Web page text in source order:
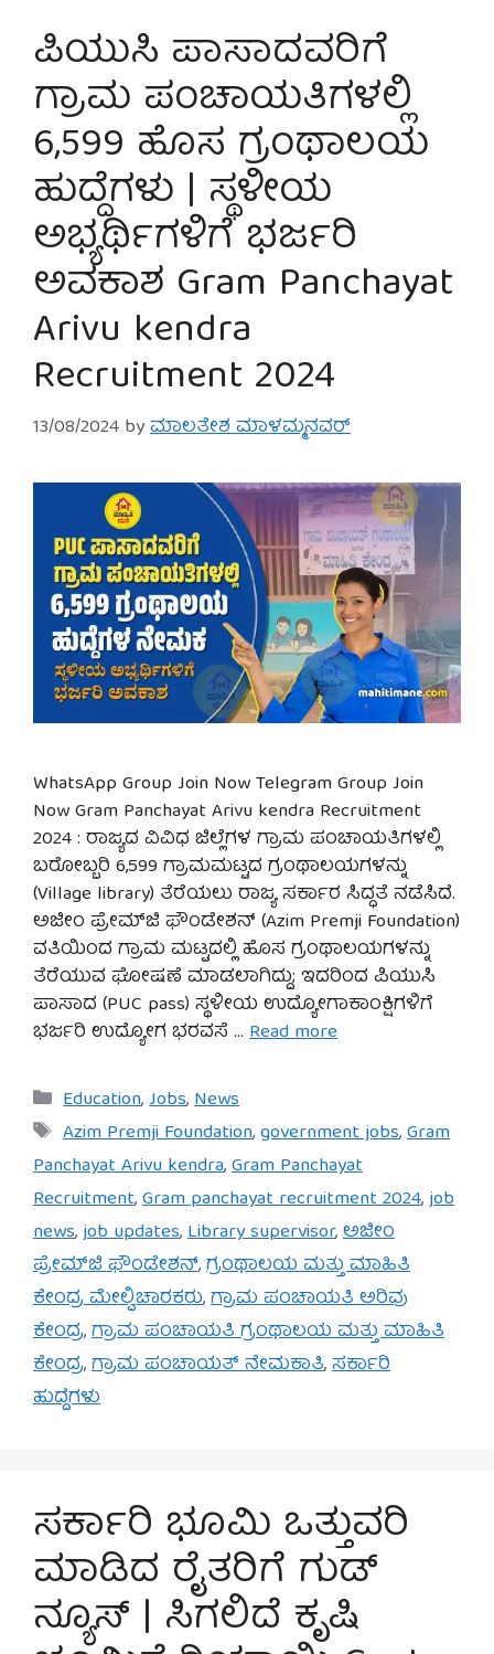
ಪಿಯುಸಿ ಪಾಸಾದವರಿಗೆ
ಗ್ರಾಮ ಪಂಚಾಯತಿಗಳಲ್ಲಿ
6,599 ಹೊಸ ಗ್ರಂಥಾಲಯ
ಹುದ್ದೆಗಳು | ಸ್ಥಳೀಯ
ಅಭ್ಯರ್ಥಿಗಳಿಗೆ ಭರ್ಜರಿ
ಅವಕಾಶ Gram Panchayat
Arivu kendra
Recruitment 2024
13/08/2024 byಮಾಲತೇಶ ಮಾಳಮ್ಮನವರ್
WhatsApp Group Join Now Telegram Group Join
Now Gram Panchayat Arivu kendra Recruitment
2024 : ರಾಜ್ಯದ ವಿವಿಧ ಜಿಲ್ಲೆಗಳ ಗ್ರಾಮ ಪಂಚಾಯತಿಗಳಲ್ಲಿ
ಬರೋಬ್ಬರಿ 6,599 ಗ್ರಾಮಮಟ್ಟದ ಗ್ರಂಥಾಲಯಗಳನ್ನು
(Village library) ತೆರೆಯಲು ರಾಜ್ಯ ಸರ್ಕಾರ ಸಿದ್ಧತೆ ನಡೆಸಿದೆ.
ಅಜೀಂ ಪ್ರೇಮ್‌ಜಿ ಫೌಂಡೇಶನ್ (Azim Premji Foundation)
ವತಿಯಿಂದ ಗ್ರಾಮ ಮಟ್ಟದಲ್ಲಿ ಹೊಸ ಗ್ರಂಥಾಲಯಗಳನ್ನು
ತೆರೆಯುವ ಘೋಷಣೆ ಮಾಡಲಾಗಿದ್ದು; ಇದರಿಂದ ಪಿಯುಸಿ
ಪಾಸಾದ (PUC pass) ಸ್ಥಳೀಯ ಉದ್ಯೋಗಾಕಾಂಕ್ಷಿಗಳಿಗೆ
ಭರ್ಜರಿ ಉದ್ಯೋಗ ಭರವಸೆ … Read more
Categories
Education,Jobs,News
Tags
Azim Premji Foundation,government jobs,Gram
Panchayat Arivu kendra,Gram Panchayat
Recruitment,Gram panchayat recruitment 2024,job
news,job updates,Library supervisor,ಅಜೀಂ
ಪ್ರೇಮ್‌ಜಿ ಫೌಂಡೇಶನ್,ಗ್ರಂಥಾಲಯ ಮತ್ತು ಮಾಹಿತಿ
ಕೇಂದ್ರ ಮೇಲ್ವಿಚಾರಕರು,ಗ್ರಾಮ ಪಂಚಾಯತಿ ಅರಿವು
ಕೇಂದ್ರ,ಗ್ರಾಮ ಪಂಚಾಯತಿ ಗ್ರಂಥಾಲಯ ಮತ್ತು ಮಾಹಿತಿ
ಕೇಂದ್ರ,ಗ್ರಾಮ ಪಂಚಾಯತ್ ನೇಮಕಾತಿ,ಸರ್ಕಾರಿ
ಹುದ್ದೆಗಳು
ಸರ್ಕಾರಿ ಭೂಮಿ ಒತ್ತುವರಿ
ಮಾಡಿದ ರೈತರಿಗೆ ಗುಡ್
ನ್ಯೂಸ್ | ಸಿಗಲಿದೆ ಕೃಷಿ